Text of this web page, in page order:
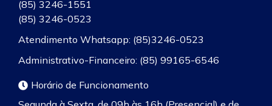
(85) 3246-1551
(85) 3246-0523
Atendimento Whatsapp: (85)3246-0523
Administrativo-Financeiro: (85) 99165-6546
Horário de Funcionamento